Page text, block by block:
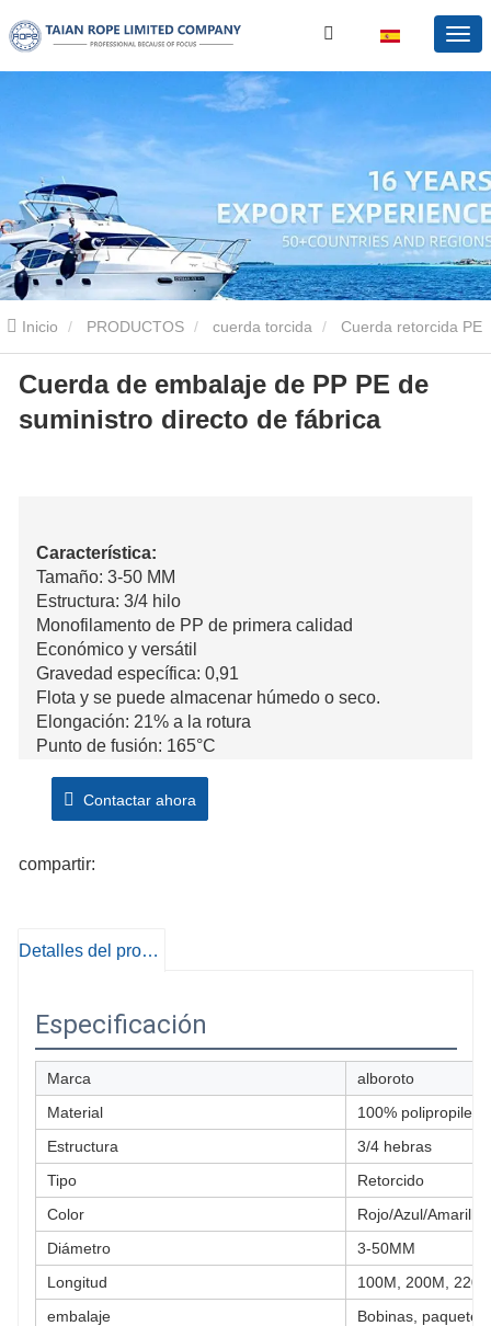
Inicio PRODUCTOS cuerda torcida Cuerda retorcida PE
Cuerda de embalaje de PP PE de suministro directo de fábrica
Cuerda de embalaje de PP PE de
suministro directo de fábrica
Característica:
Tamaño: 3-50 MM
Estructura: 3/4 hilo
Monofilamento de PP de primera calidad
Económico y versátil
Gravedad específica: 0,91
Flota y se puede almacenar húmedo o seco.
Elongación: 21% a la rotura
Punto de fusión: 165°C
químicos.
UV estabilizado
Contactar ahora
compartir:
Detalles del producto
Especificación
Marca
alboroto
Material
100% polipropileno
Estructura
3/4 hebras
Tipo
Retorcido
Color
Rojo/Azul/
Diámetro
3-50MM
Longitud
100M, 200M,
embalaje
Bobinas,